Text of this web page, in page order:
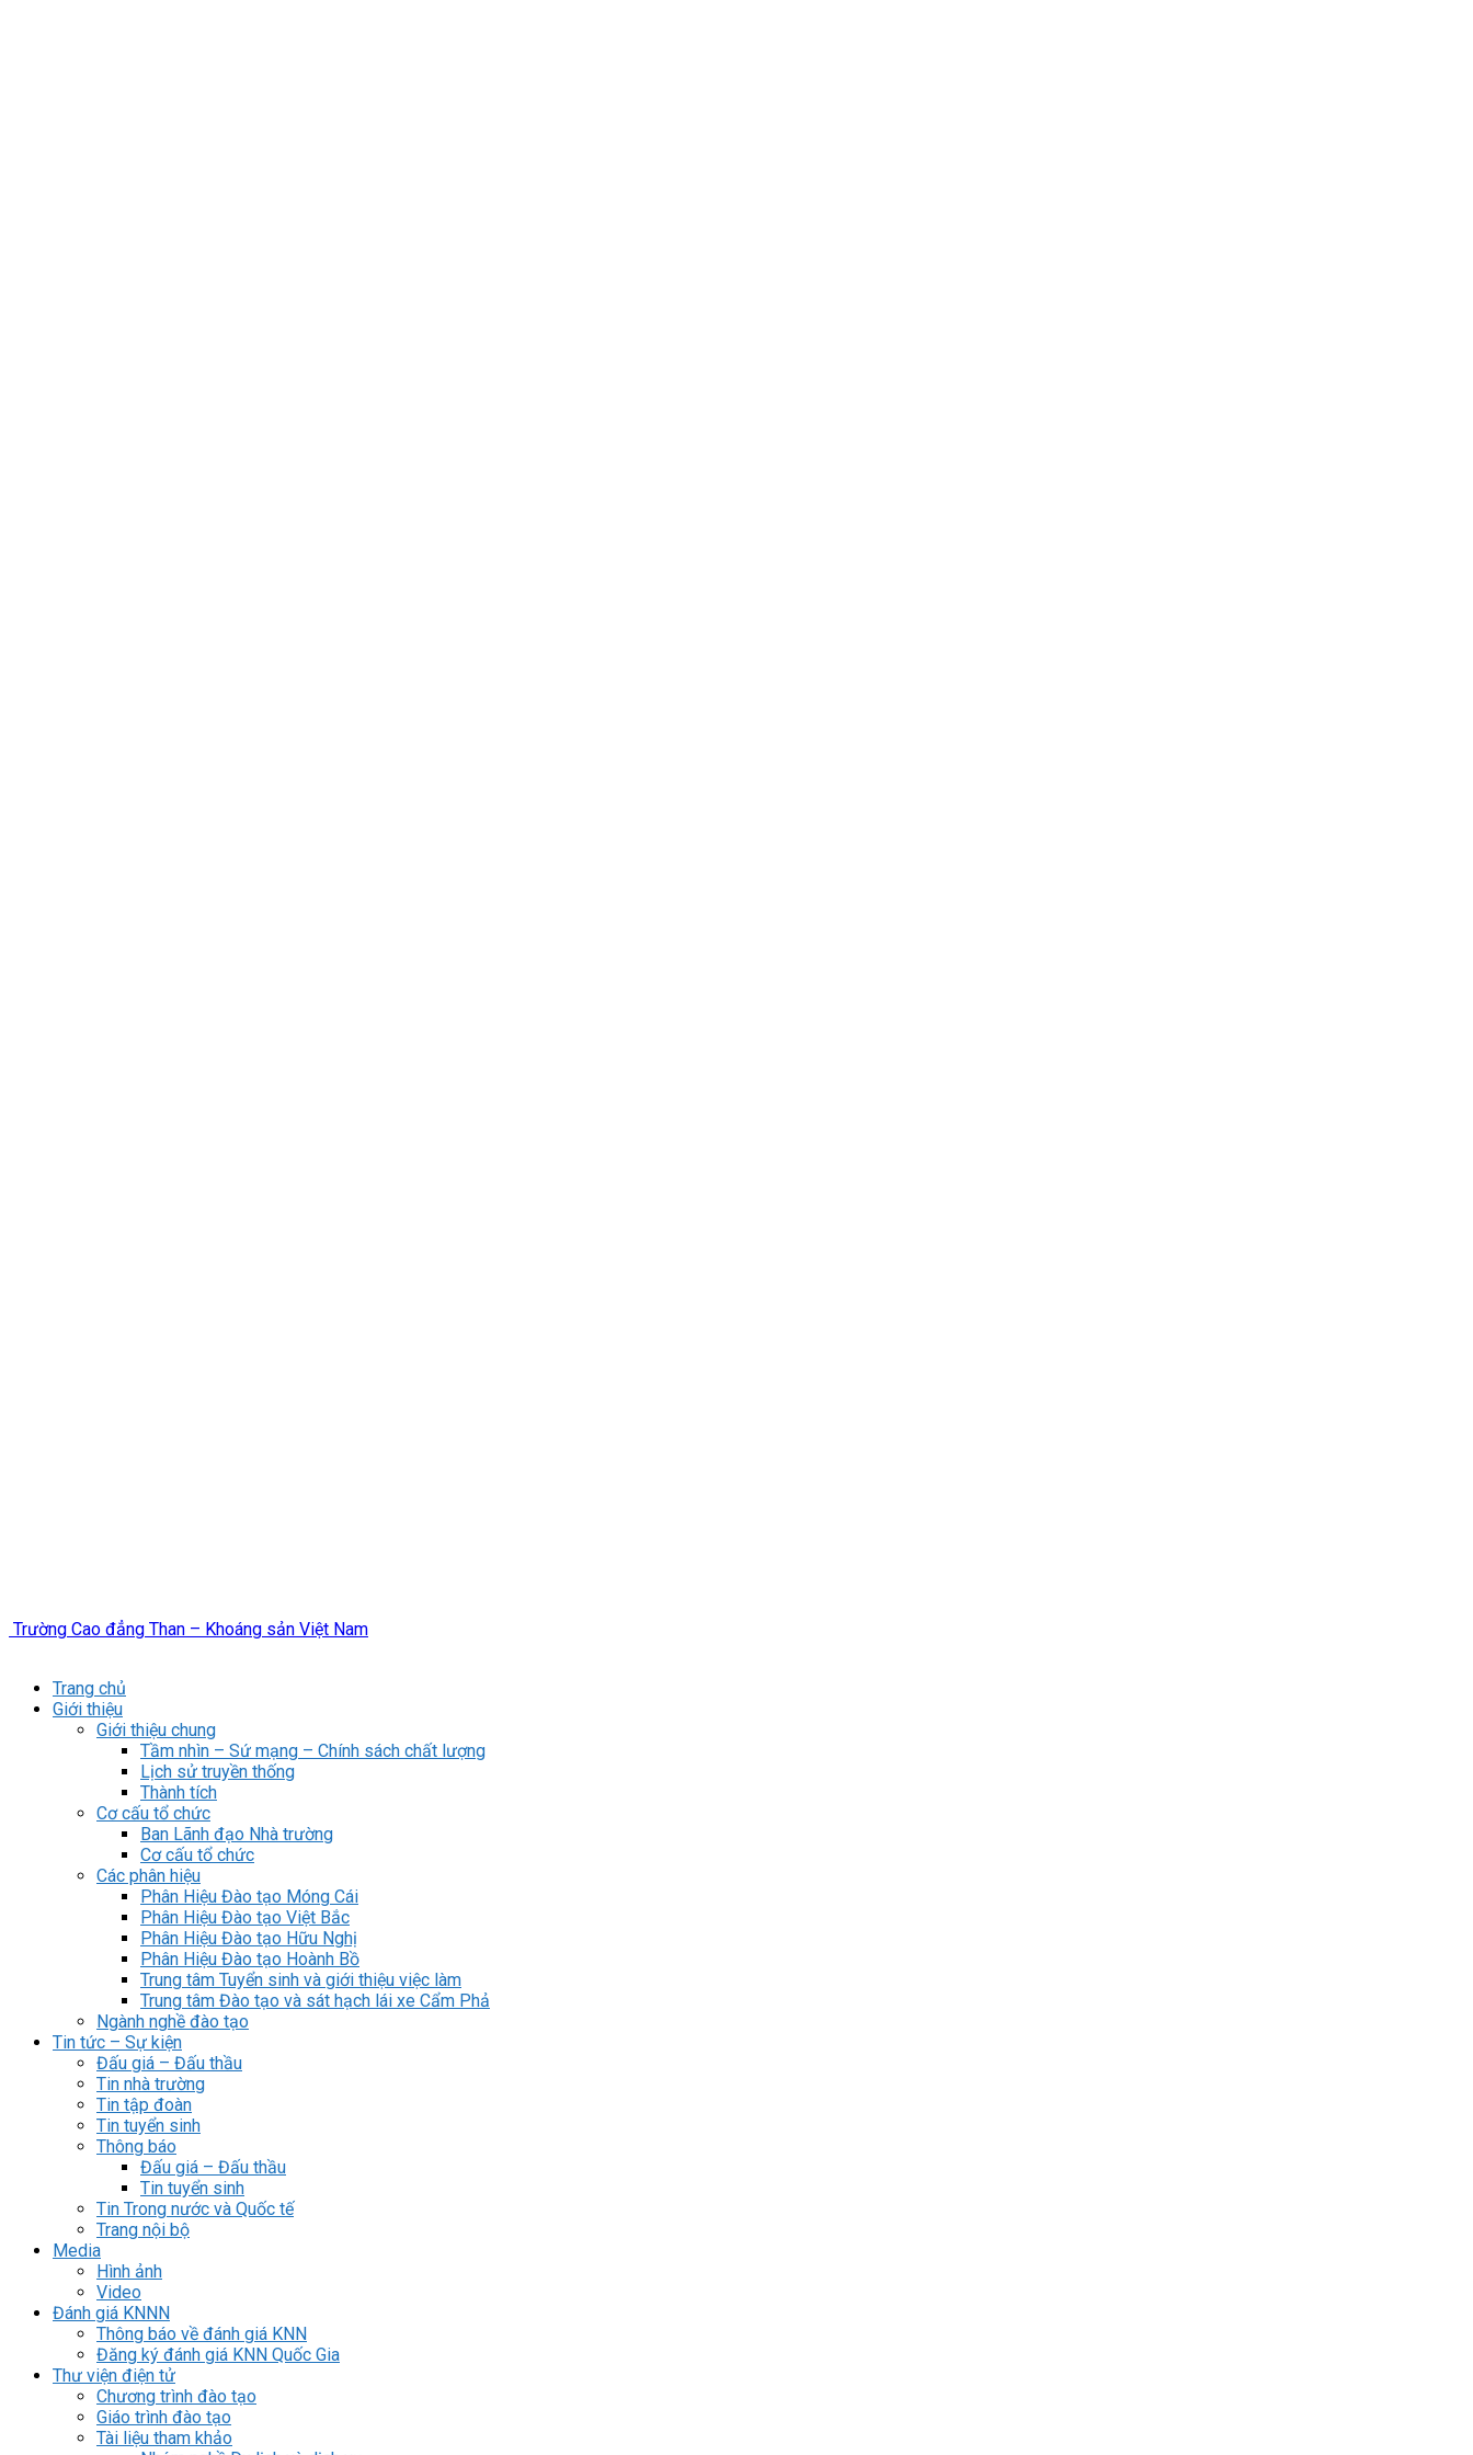
Trường Cao đẳng Than – Khoáng sản Việt Nam
Trang chủ
Giới thiệu
Giới thiệu chung
Tầm nhìn – Sứ mạng – Chính sách chất lượng
Lịch sử truyền thống
Thành tích
Cơ cấu tổ chức
Ban Lãnh đạo Nhà trường
Cơ cấu tổ chức
Các phân hiệu
Phân Hiệu Đào tạo Móng Cái
Phân Hiệu Đào tạo Việt Bắc
Phân Hiệu Đào tạo Hữu Nghị
Phân Hiệu Đào tạo Hoành Bồ
Trung tâm Tuyển sinh và giới thiệu việc làm
Trung tâm Đào tạo và sát hạch lái xe Cẩm Phả
Ngành nghề đào tạo
Tin tức – Sự kiện
Đấu giá – Đấu thầu
Tin nhà trường
Tin tập đoàn
Tin tuyển sinh
Thông báo
Đấu giá – Đấu thầu
Tin tuyển sinh
Tin Trong nước và Quốc tế
Trang nội bộ
Media
Hình ảnh
Video
Đánh giá KNNN
Thông báo về đánh giá KNN
Đăng ký đánh giá KNN Quốc Gia
Thư viện điện tử
Chương trình đào tạo
Giáo trình đào tạo
Tài liệu tham khảo